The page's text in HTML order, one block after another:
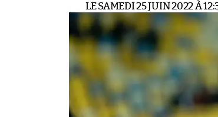
LE SAMEDI 25 JUIN 2022 À